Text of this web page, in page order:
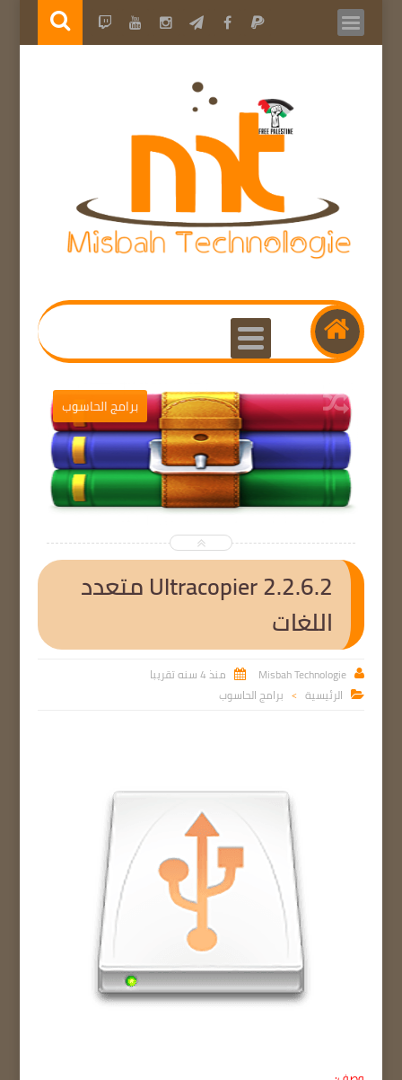
برامج الحاسوب
Ultracopier 2.2.6.2 متعدد
اللغات

Misbah Technologie
 منذ 4 سنه تقريبا
 الرئيسية > برامج الحاسوب